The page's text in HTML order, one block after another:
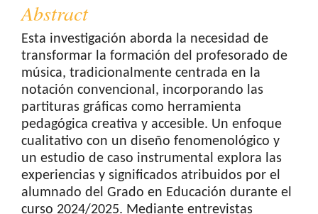
Abstract
Esta investigación aborda la necesidad de
transformar la formación del profesorado de
música, tradicionalmente centrada en la
notación convencional, incorporando las
partituras gráficas como herramienta
pedagógica creativa y accesible. Un enfoque
cualitativo con un diseño fenomenológico y
un estudio de caso instrumental explora las
experiencias y significados atribuidos por el
alumnado del Grado en Educación durante el
curso 2024/2025. Mediante entrevistas